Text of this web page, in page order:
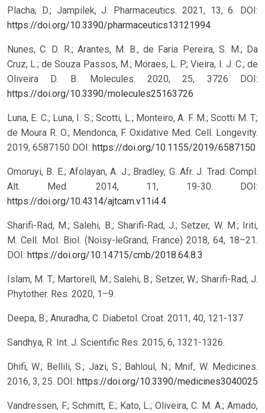
Placha, D.; Jampilek, J. Pharmaceutics. 2021, 13, 6. DOI:
https://doi.org/10.3390/pharmaceutics13121994
Nunes, C. D. R.; Arantes, M. B., de Faria Pereira, S. M.; Da
Cruz, L.; de Souza Passos, M.; Moraes, L. P.; Vieira, I. J. C.; de
Oliveira D. B. Molecules. 2020, 25, 3726 DOI:
https://doi.org/10.3390/molecules25163726
Luna, E. C.; Luna, I. S.; Scotti, L.; Monteiro, A. F. M.; Scotti M. T.;
de Moura R. O.; Mendonca, F. Oxidative Med. Cell. Longevity.
2019, 6587150 DOI: https://doi.org/10.1155/2019/6587150
Omoruyi, B. E.; Afolayan, A. J.; Bradley, G. Afr. J. Trad. Compl.
Alt. Med. 2014, 11, 19-30. DOI:
https://doi.org/10.4314/ajtcam.v11i4.4
Sharifi-Rad, M.; Salehi, B.; Sharifi-Rad, J.; Setzer, W. M.; Iriti,
M. Cell. Mol. Biol. (Noisy-leGrand, France) 2018, 64, 18–21.
DOI: https://doi.org/10.14715/cmb/2018.64.8.3
Islam, M. T.; Martorell, M.; Salehi, B.; Setzer, W.; Sharifi-Rad, J.
Phytother. Res. 2020, 1–9.
Deepa, B.; Anuradha, C. Diabetol. Croat. 2011, 40, 121-137
Sandhya, R. Int. J. Scientific Res. 2015, 6, 1321-1326.
Dhifi, W.; Bellili, S.; Jazi, S.; Bahloul, N.; Mnif, W. Medicines.
2016, 3, 25. DOI: https://doi.org/10.3390/medicines3040025
Vandressen, F.; Schmitt, E.; Kato, L.; Oliveira, C. M. A.; Amado,